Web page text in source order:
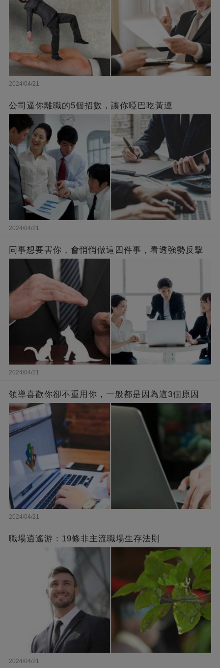
2024/04/21
公司逼你離職的5個招數，讓你啞巴吃黃連
2024/04/21
同事想要害你，會悄悄做這四件事，看透強勢反擊
2024/04/21
領導喜歡你卻不重用你，一般都是因為這3個原因
2024/04/21
職場逍遙游：19條非主流職場生存法則
2024/04/21